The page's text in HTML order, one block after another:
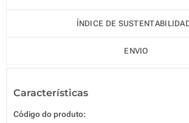
ÍNDICE DE
ENVIO
Características
Código do produto: